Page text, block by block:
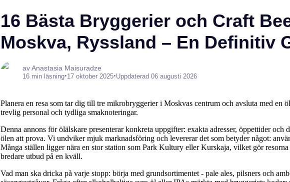
16 Bästa Bryggerier och Craft
Moskva, Ryssland – En Definitiv
av Anastasia Maisuradze
16 min läsning•17 oktober 2025•Uppdaterad 06 augusti 2026
Planera en resa som tar dig till tre mikrobryggerier i Moskvas centrum och avsluta med en
trevlig personal och tydliga smaknoteringar.
Denna annons för ölälskare presenterar konkreta uppgifter: exakta adresser, öppettider och
ölen att prova. Vi undviker mjuk marknadsföring och levererar det som betyder något:
Många ställen ligger nära en stor station som Park Kultury eller Kurskaja, vilket gör
bredare utbud på en kväll.
Vad man ska dricka på varje stopp: börja med grundsortimentet - pale ales, pilsners och